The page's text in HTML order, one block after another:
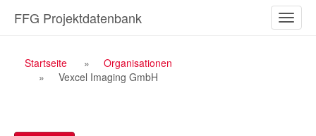
Inhalt
ein-/
FFG Projektdatenbank
Breadcrumb
Navigation
Startseite
Organisationen
Vexcel Imaging GmbH